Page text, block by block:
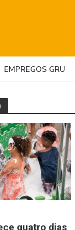
EMPREGOS GRU
quatro dias